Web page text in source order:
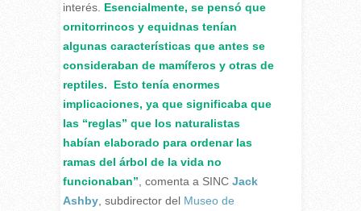
interés. Esencialmente, se pensó que
ornitorrincos y equidnas tenían
algunas características que antes se
consideraban de mamíferos y otras de
reptiles. Esto tenía enormes
implicaciones, ya que significaba que
las “reglas” que los naturalistas
habían elaborado para ordenar las
ramas del árbol de la vida no
funcionaban” , comenta a SINC Jack
Ashby, subdirector del Museo de